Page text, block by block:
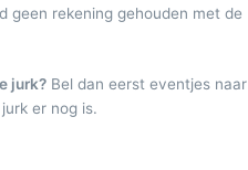
geen rekening gehouden met de
jurk? Bel dan eerst eventjes naar
er nog is.